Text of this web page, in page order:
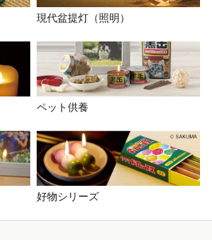
現代盆提灯（照明）
ペット供養
好物シリーズ